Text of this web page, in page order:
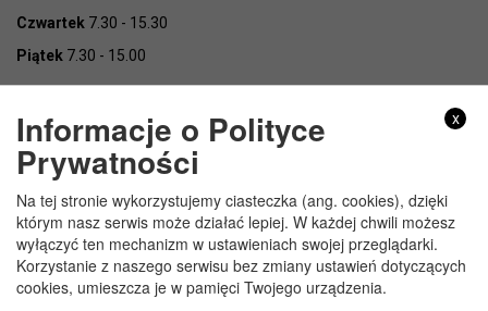
Czwartek 7.30 - 15.30
Piątek 7.30 - 15.00
Copyright © Urząd Gminy Wojcieszków
x
Informacje o Polityce
Prywatności
Na tej stronie wykorzystujemy ciasteczka (ang. cookies), dzięki
którym nasz serwis może działać lepiej. W każdej chwili możesz
wyłączyć ten mechanizm w ustawieniach swojej przeglądarki.
Korzystanie z naszego serwisu bez zmiany ustawień dotyczących
cookies, umieszcza je w pamięci Twojego urządzenia.